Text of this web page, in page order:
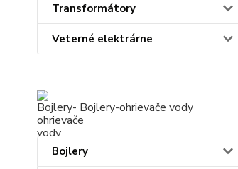
Transformátory
Veterné elektrárne
Bojlery-ohrievače vody
Bojlery